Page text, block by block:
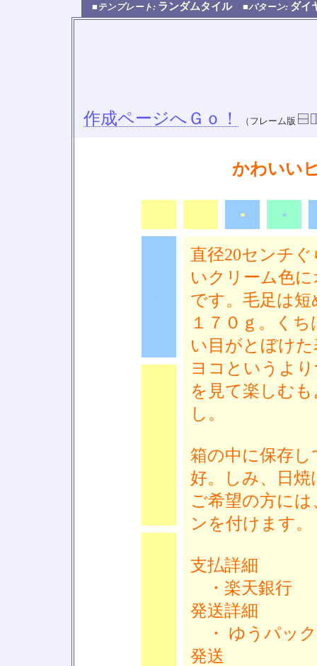
■テンプレート: ランダムタイル ■パターン: ダ
作成ページへＧｏ！ （フレーム版
かわいい
■ ■
直径20センチ
いクリーム色
です。毛足は
１７０ｇ。く
い目がとぼけ
ヨコというよ
を見て楽しむ
し。
箱の中に保存
好。しみ、日
ご希望の方に
ンを付けます。
支払詳細
・楽天銀行
発送詳細
・ ゆうパッ
発送